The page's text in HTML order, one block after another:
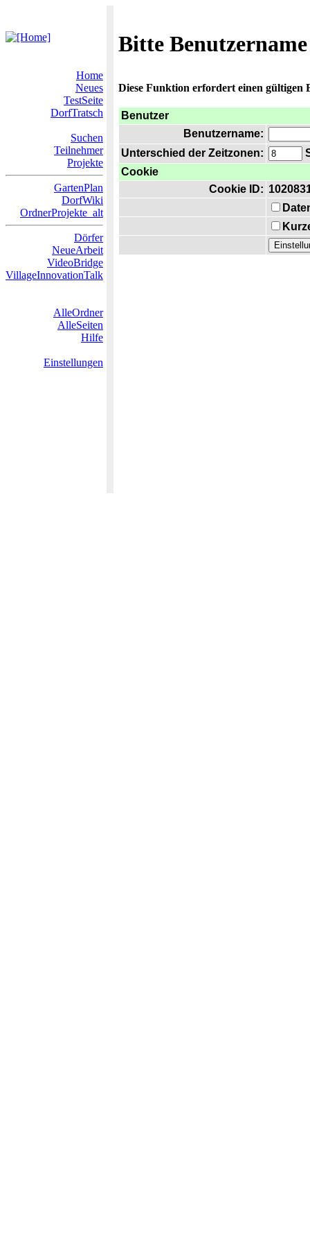
Bitte
Home
Neues
TestSeite
DorfTratsch
Suchen
Teilnehmer
Projekte
GartenPlan
DorfWiki
OrdnerProjekte_alt
Dörfer
NeueArbeit
VideoBridge
VillageInnovationTalk
AlleOrdner
AlleSeiten
Hilfe
Einstellungen
Diese Funktion erfordert einen gültigen
Benutzer
Benutzername:
Unterschied der Zeitzonen:
Cookie
Cookie ID: